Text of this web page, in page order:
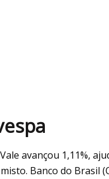
avançou 1,11%,
Banco do Brasil